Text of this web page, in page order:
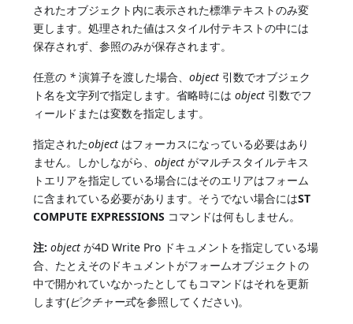
されたオブジェクト内に表示された標準テキストのみ変
更します。処理された値はスタイル付テキストの中には
保存されず、参照のみが保存されます。
任意の * 演算子を渡した場合、object 引数でオブジェク
ト名を文字列で指定します。省略時にはobject 引数でフ
ィールドまたは変数を指定します。
指定されたobject はフォーカスになっている必要はあり
ません。しかしながら、object がマルチスタイルテキス
トエリアを指定している場合にはそのエリアはフォーム
に含まれている必要があります。そうでない場合にはST
COMPUTE EXPRESSIONS コマンドは何もしません。
注: object が4D Write Pro ドキュメントを指定している場
合、たとえそのドキュメントがフォームオブジェクトの
中で開かれていなかったとしてもコマンドはそれを更新
します(ピクチャー式を参照してください)。